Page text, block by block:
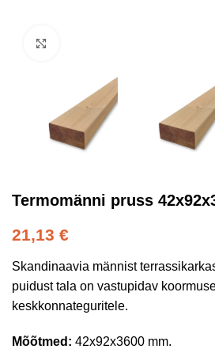
Termomänni pruss
21,13 €
Skandinaavia männist
puidust tala on vastupidav
keskkonnateguritele.
Mõõtmed: 42x92x3600 mm.